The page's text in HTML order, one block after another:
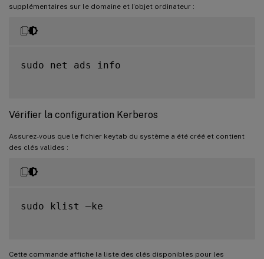
supplémentaires sur le domaine et l’objet ordinateur :
sudo net ads info
Vérifier la configuration Kerberos
Assurez-vous que le fichier keytab du système a été créé et contient
des clés valides :
sudo klist –ke
Cette commande affiche la liste des clés disponibles pour les